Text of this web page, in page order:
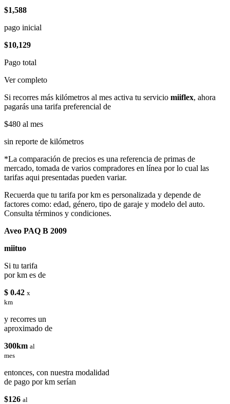
$1,588
pago inicial
$10,129
Pago total
Ver completo
Si recorres más kilómetros al mes activa tu servicio miiflex, ahora
pagarás una tarifa preferencial de
$480 al mes
sin reporte de kilómetros
*La comparación de precios es una referencia de primas de
mercado, tomada de varios compradores en línea por lo cual las
tarifas aqui presentadas pueden variar.
Recuerda que tu tarifa por km es personalizada y depende de
factores como: edad, género, tipo de garaje y modelo del auto.
Consulta términos y condiciones.
Aveo PAQ B 2009
miituo
Si tu tarifa
por km es de
$ 0.42 x
km
y recorres un
aproximado de
300km al
mes
entonces, con nuestra modalidad
de pago por km serían
$126 al